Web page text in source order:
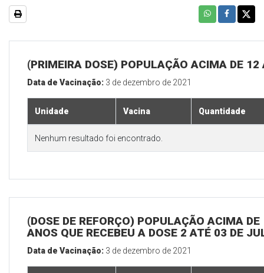
(PRIMEIRA DOSE) POPULAÇÃO ACIMA DE 12
Data de Vacinação: 3 de dezembro de 2021
Unidade Vacina Quantidade
Nenhum resultado foi encontrado.
(DOSE DE REFORÇO) POPULAÇÃO ACIMA DE
ANOS QUE RECEBEU A DOSE 2 ATÉ 03 DE
Data de Vacinação: 3 de dezembro de 2021